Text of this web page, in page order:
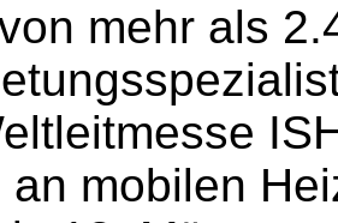
mehr als
an mobilen